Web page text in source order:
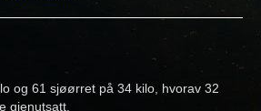
og 61 sjøørret på 34 kilo, hvorav 32
gjenutsatt.